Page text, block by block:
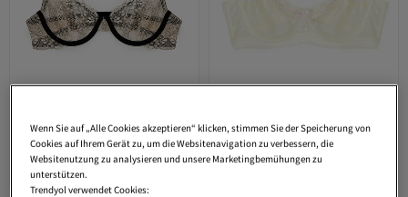
Koton
Transparenter, floraler
Spitzen-BH mit Bügel
4.6
Versand kostenlos ab 35€
17,61€
Koton
Transparenter Spitzen-BH
mit Bügel und Schleife
3.8 (8
Versand kostenlos ab 35€
Wenn Sie auf „Alle Cookies akzeptieren“ klicken, stimmen Sie der Speicherung von
Cookies auf Ihrem Gerät zu, um die Websitenavigation zu verbessern, die
Websitenutzung zu analysieren und unsere Marketingbemühungen zu
unterstützen.
Trendyol verwendet Cookies: